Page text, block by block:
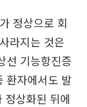
정상으로 회
라지는 것은
선 기능항진증
환자에서도 발
정상화된 뒤에